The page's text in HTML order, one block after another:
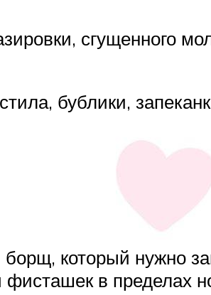
сгущенного
бублики,
который нужно
в пределах